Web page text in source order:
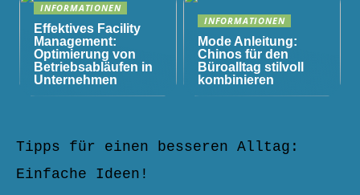
INFORMATIONEN
Effektives Facility
Management:
Optimierung von
Betriebsabläufen in
Unternehmen
INFORMATIONEN
Mode Anleitung:
Chinos für den
Büroalltag stilvoll
kombinieren
Tipps für einen besseren Alltag:
Einfache Ideen!